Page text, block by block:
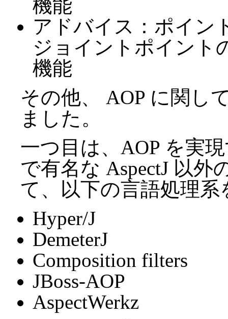
機能
アドバイス：ポイン
ジョイントポイント
機能
その他、 AOP に関し
ました。
一つ目は、AOP を実
で有名な AspectJ 以
て、以下の言語処理
Hyper/J
DemeterJ
Composition filters
JBoss-AOP
AspectWerkz